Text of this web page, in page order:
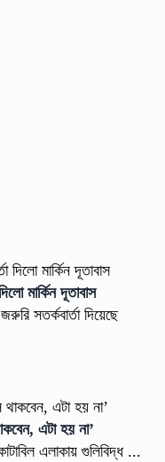
মার্কিন দূতাবাস
সতর্কবার্তা দিয়েছে
এটা হয় না’
এলাকায় গুলিবিদ্ধ ...